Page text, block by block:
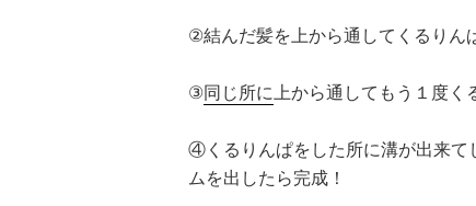
②結んだ髪を上から通してくるりん
③同じ所に上から通してもう１度く
④くるりんぱをした所に溝が出来て
ムを出したら完成！